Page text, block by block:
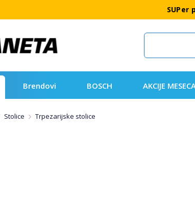
SUPer
Search
Brendovi BOSCH AKCIJE
Stolice Trpezarijske stolice